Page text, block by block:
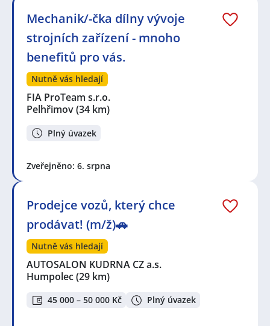
Mechanik/-čka dílny vývoje
strojních zařízení - mnoho
benefitů pro vás.
Nutně vás hledají
FIA ProTeam s.r.o.
Pelhřimov(34 km)
Plný úvazek
Zveřejněno: 6. srpna
Prodejce vozů, který chce
prodávat! (m/ž)🚗
Nutně vás hledají
AUTOSALON KUDRNA CZ a.s.
Humpolec(29 km)
45 000 – 50 000 Kč Plný úvazek